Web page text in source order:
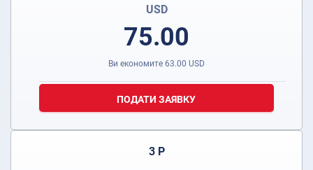
USD
75.00
Ви економите 63.00 USD
ПОДАТИ ЗАЯВКУ
3 Р